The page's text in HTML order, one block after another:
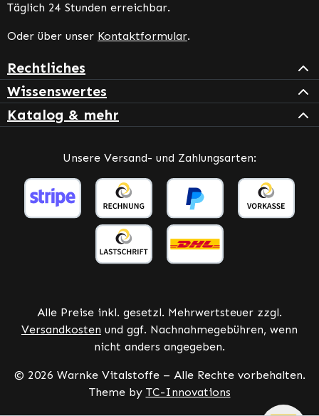
Täglich 24 Stunden erreichbar.
Oder über unser Kontaktformular.
Rechtliches
Wissenswertes
Katalog & mehr
Unsere Versand- und Zahlungsarten:
Alle Preise inkl. gesetzl. Mehrwertsteuer zzgl.
Versandkosten und ggf. Nachnahmegebühren, wenn
nicht anders angegeben.
© 2026 Warnke Vitalstoffe – Alle Rechte vorbehalten.
Theme by TC-Innovations